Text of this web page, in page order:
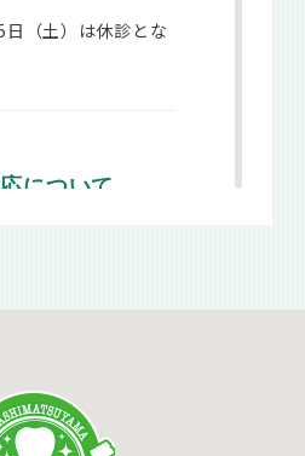
（土）は休診とな
について
上げます。